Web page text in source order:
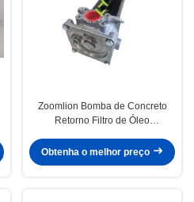
Zoomlion Bomba de Concreto
Retorno Filtro de Óleo
1010600428
Obtenha o melhor preço